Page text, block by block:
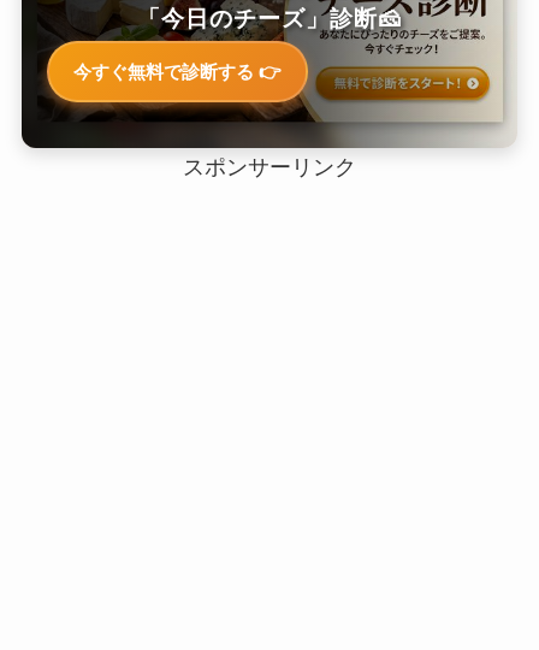
「今日のチーズ」診断🧀
今すぐ無料で診断する 👉
スポンサーリンク